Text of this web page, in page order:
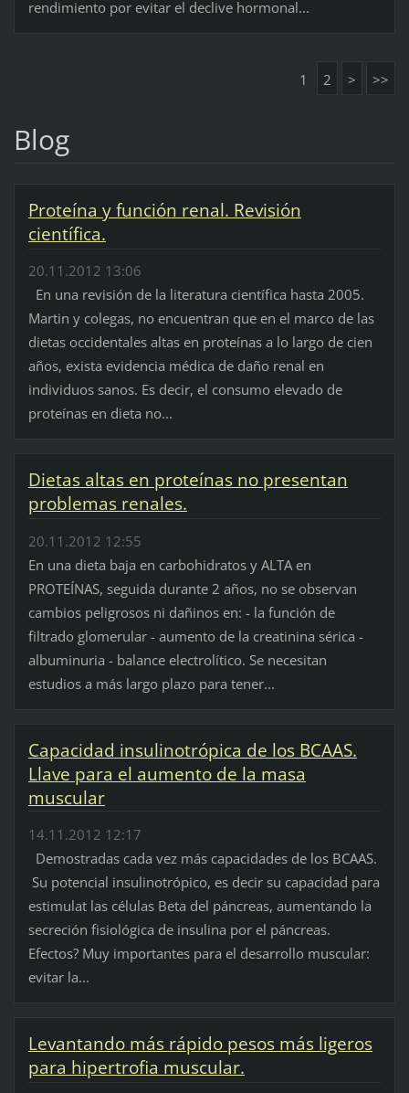
rendimiento por evitar el declive hormonal...
1 2 > >>
Blog
Proteína y función renal. Revisión
científica.
20.11.2012 13:06
En una revisión de la literatura científica hasta 2005.
Martin y colegas, no encuentran que en el marco de las
dietas occidentales altas en proteínas a lo largo de cien
años, exista evidencia médica de daño renal en
individuos sanos. Es decir, el consumo elevado de
proteínas en dieta no...
Dietas altas en proteínas no presentan
problemas renales.
20.11.2012 12:55
En una dieta baja en carbohidratos y ALTA en
PROTEÍNAS, seguida durante 2 años, no se observan
cambios peligrosos ni dañinos en: - la función de
filtrado glomerular - aumento de la creatinina sérica -
albuminuria - balance electrolítico. Se necesitan
estudios a más largo plazo para tener...
Capacidad insulinotrópica de los BCAAS.
Llave para el aumento de la masa
muscular
14.11.2012 12:17
Demostradas cada vez más capacidades de los BCAAS.
Su potencial insulinotrópico, es decir su capacidad para
estimulat las células Beta del páncreas, aumentando la
secreción fisiológica de insulina por el páncreas.
Efectos? Muy importantes para el desarrollo muscular:
evitar la...
Levantando más rápido pesos más ligeros
para hipertrofia muscular.